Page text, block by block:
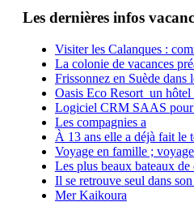
Les dernières infos
Visiter les Calanques :
La colonie de vacances
Frissonnez en Suède
Oasis Eco Resort un hôtel
Logiciel CRM SAAS pour
Les compagnies a
À 13 ans elle a déjà fait le
Voyage en famille ;
Les plus beaux bateaux
Il se retrouve seul dans
Mer Kaikoura